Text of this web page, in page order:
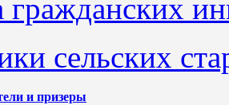
гражданских
сельских
и призеры